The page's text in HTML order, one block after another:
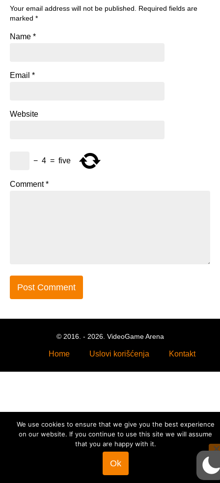
Your email address will not be published. Required fields are
marked *
Name *
Email *
Website
− 4 = five
Comment*
© 2016. - 2026. VideoGame Arena
Home Uslovi korišćenja Kontakt
We use cookies to ensure that we give you the best experience
on our website. If you continue to use this site we will assume
that you are happy with it.
Ok